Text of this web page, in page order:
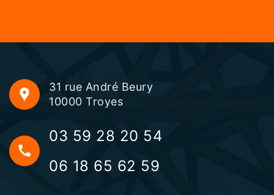
31 rue André Beury
10000 Troyes
03 59 28 20 54
06 18 65 62 59